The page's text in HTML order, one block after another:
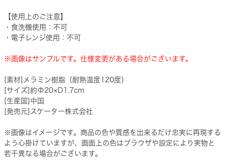
【使用上のご注意】
・食洗機使用：不可
・電子レンジ使用：不可
※画像はサンプルです。仕様変更がある場合がございます。
[素材]メラミン樹脂（耐熱温度120度）
[サイズ]約Φ20×D1.7cm
[生産国]中国
[発売元]スケーター株式会社
※画像はイメージです。商品の色や質感を出来るだけ忠実に再現する
よう心掛けていますが、画面上の色はブラウザや設定により実物と
若干異なる場合がございます。